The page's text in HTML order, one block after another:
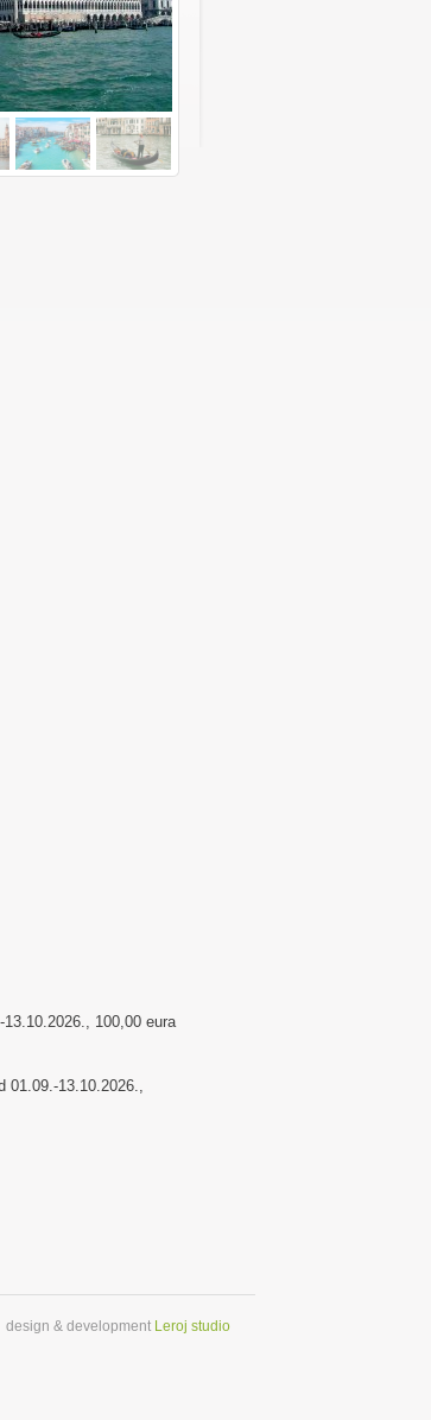
100,00 eura
01.09.-13.10.2026.,
design & development Leroj studio